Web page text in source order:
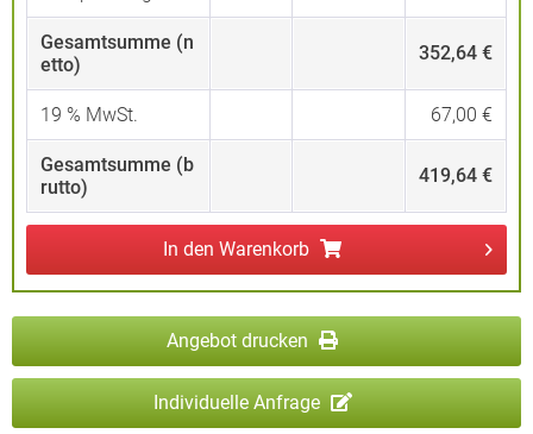
Gesamtsumme (n
etto)
352,64 €
19 % MwSt. 67,00 €
Gesamtsumme (b
rutto)
419,64 €
In den Warenkorb
Angebot drucken
Individuelle Anfrage